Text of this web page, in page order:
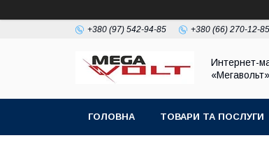
+380 (97) 542-94-85 +380 (66) 270-12-85
Интернет-
«Мегавольт»
ГОЛОВНА ТОВАРИ ТА ПОСЛУГИ